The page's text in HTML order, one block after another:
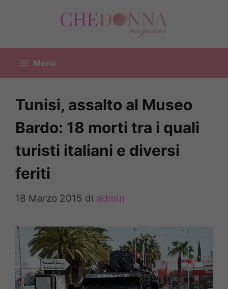
Menu
Tunisi, assalto al Museo
Bardo: 18 morti tra i quali
turisti italiani e diversi
feriti
18 Marzo 2015 di admin